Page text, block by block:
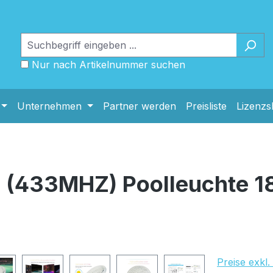
Nur nach Artikelnummer suchen
Unternehmen Partner werden Preisliste
(433MHZ) Poolleuchte
UVP
Preise